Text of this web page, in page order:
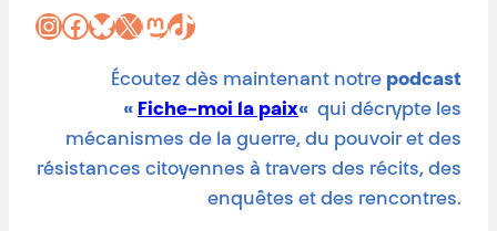
InstagramFacebook Bluesky X Mastodon TikTok
Écoutez dès maintenant notre podcast
« Fiche-moi la paix« qui décrypte les
mécanismes de la guerre, du pouvoir et des
résistances citoyennes à travers des récits, des
enquêtes et des rencontres.